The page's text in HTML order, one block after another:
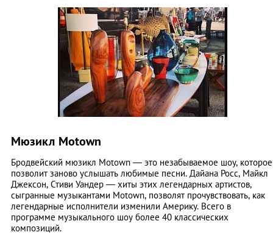
Мюзикл Motown
Бродвейский мюзикл Motown ― это незабываемое шоу, которое
позволит заново услышать любимые песни. Дайана Росс, Майкл
Джексон, Стиви Уандер ― хиты этих легендарных артистов,
сыгранные музыкантами Motown, позволят прочувствовать, как
легендарные исполнители изменили Америку. Всего в
программе музыкального шоу более 40 классических
композиций.